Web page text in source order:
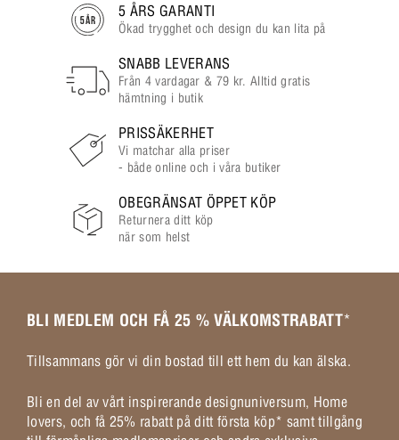
5 ÅRS GARANTI
Ökad trygghet och design du kan lita på
SNABB LEVERANS
Från 4 vardagar & 79 kr. Alltid gratis
hämtning i butik
PRISSÄKERHET
Vi matchar alla priser
- både online och i våra butiker
OBEGRÄNSAT ÖPPET KÖP
Returnera ditt köp
när som helst
BLI MEDLEM OCH FÅ 25 % VÄLKOMSTRABATT*
Tillsammans gör vi din bostad till ett hem du kan älska.
Bli en del av vårt inspirerande designuniversum, Home
lovers, och få 25% rabatt på ditt första köp* samt tillgång